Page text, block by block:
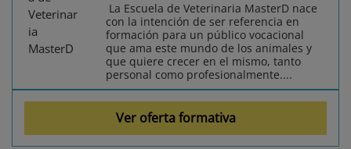
La Escuela de Veterinaria MasterD nace
con la intención de ser referencia en
formación para un público vocacional
que ama este mundo de los animales y
que quiere crecer en el mismo, tanto
personal como profesionalmente....
Ver oferta formativa